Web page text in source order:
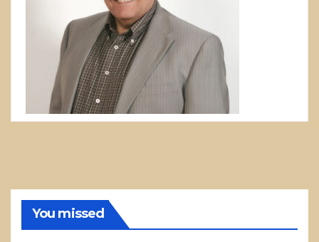
You missed